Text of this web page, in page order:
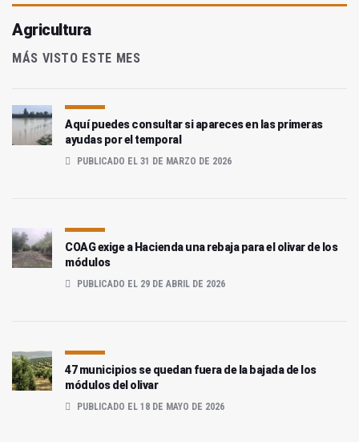
Agricultura
MÁS VISTO ESTE MES
Aquí puedes consultar si apareces en las primeras
ayudas por el temporal
PUBLICADO EL 31 DE MARZO DE 2026
COAG exige a Hacienda una rebaja para el olivar de los
módulos
PUBLICADO EL 29 DE ABRIL DE 2026
47 municipios se quedan fuera de la bajada de los
módulos del olivar
PUBLICADO EL 18 DE MAYO DE 2026